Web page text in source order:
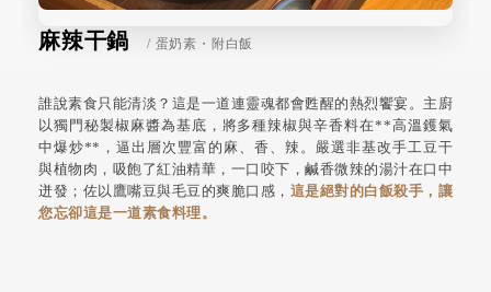
麻辣干鍋 / 蛋奶素・附白飯
誰說素食只能清淡？這是一道連靈魂都會甦醒的熱烈饗宴。主廚
以獨門秘製椒麻醬為基底，將多種辣椒與辛香料在**高溫鑊氣
中爆炒**，逼出層次豐富的麻、香、辣。嚴選非基改手工豆干
與植物肉，吸飽了紅油精華，一口咬下，鹹香微辣的湯汁在口中
迸發；佐以鷹嘴豆與毛豆的爽脆口感， 這是絕對的白飯殺手，讓
您忘卻這是一道素食料理。